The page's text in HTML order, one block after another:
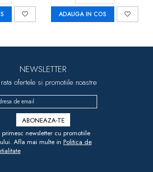
ADAUGA IN COS
NEWSLETTER
ofertele si promotiile noastre
primesc newsletter cu promotiile
Afla mai multe in Politica de